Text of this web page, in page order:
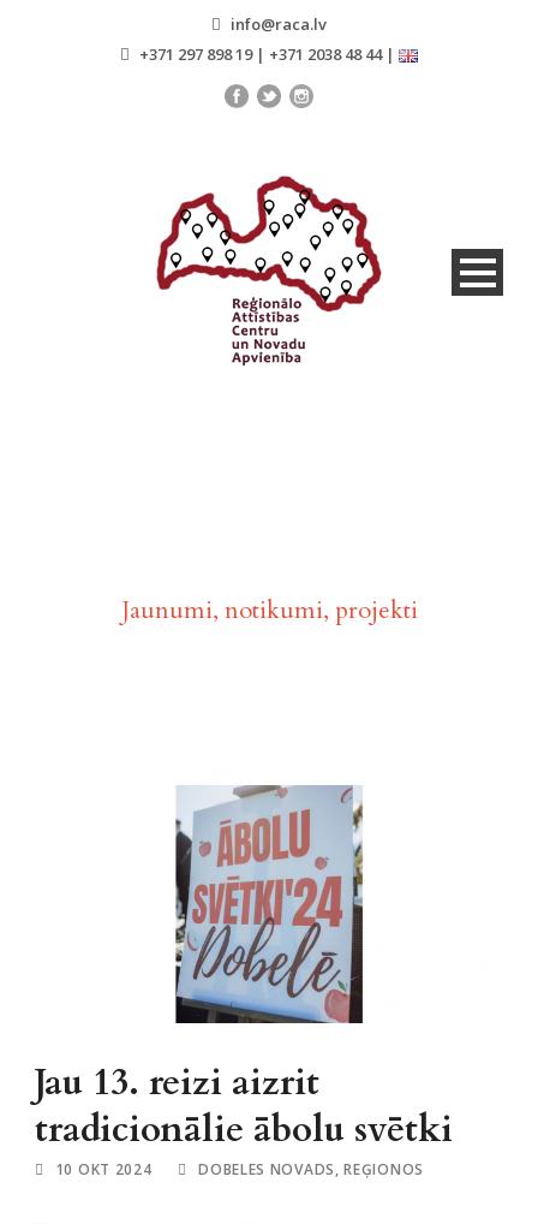
info@raca.lv
+371 297 898 19 | +371 2038 48 44 |
Jaunumi, notikumi, projekti
Jau 13. reizi aizrit
tradicionālie ābolu svētki
10 OKT 2024 DOBELES NOVADS, REĢIONOS